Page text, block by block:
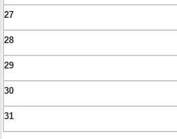
27
28
29
30
31